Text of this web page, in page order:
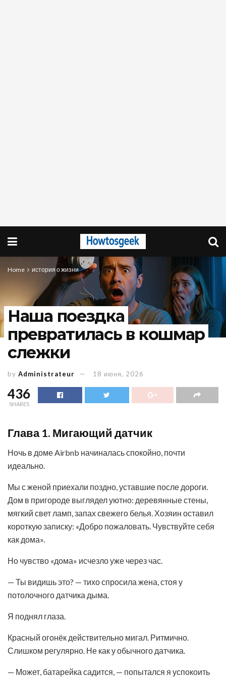
Home история о жизни
Наша поездка
превратилась в кошмар
слежки
by Administrateur 18 июня, 2026
436
SHARES
Глава 1. Мигающий датчик
Ночь в доме Airbnb начиналась спокойно, почти
идеально.
Мы с женой приехали поздно, уставшие после дороги.
Дом в пригороде выглядел уютно: деревянные стены,
мягкий свет ламп, запах свежего белья. Хозяин оставил
короткую записку: «Добро пожаловать. Чувствуйте себя
как дома».
Но чувство «дома» исчезло уже через час.
— Ты видишь это? — тихо спросила жена, стоя у
потолочного датчика дыма.
Я поднял глаза.
Красный огонёк действительно мигал. Ритмично.
Слишком регулярно. Не как у обычного датчика.
— Может, батарейка садится, — попытался я успокоить